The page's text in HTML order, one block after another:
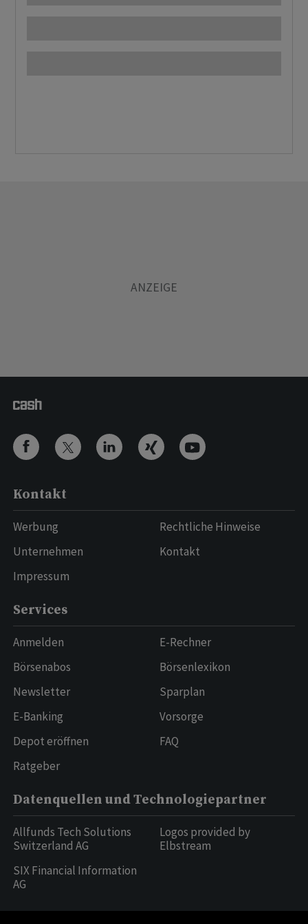
Kontakt
Werbung
Unternehmen
Impressum
Rechtliche Hinweise
Kontakt
Services
Anmelden
Börsenabos
Newsletter
E-Banking
Depot eröffnen
Ratgeber
E-Rechner
Börsenlexikon
Sparplan
Vorsorge
FAQ
Datenquellen und Technologiepartner
Allfunds Tech Solutions
Switzerland AG
SIX Financial Information
AG
Logos provided by
Elbstream